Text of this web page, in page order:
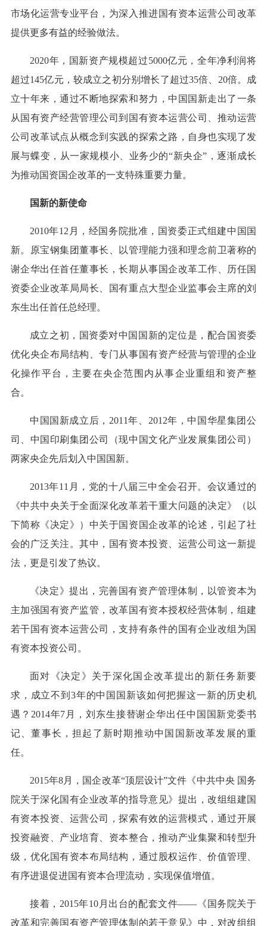
市场化运营专业平台，为深入推进国有资本运营公司改革
提供更多有益的经验做法。
2020年，国新资产规模超过5000亿元，全年净利润将
超过145亿元，较成立之初分别增长了超过35倍、20倍。成
立十年来，通过不断地探索和努力，中国国新走出了一条
从国有资产经营管理公司到国有资本运营公司、推动运营
公司改革试点从概念到实践的探索之路，自身也实现了发
展与蝶变，从一家规模小、业务少的“新央企”，逐渐成长
为推动国资国企改革的一支特殊重要力量。
国新的新使命
2010年12月，经国务院批准，国资委正式组建中国国
新。原宝钢集团董事长、以管理能力强和理念前卫著称的
谢企华出任首任董事长，长期从事国企改革工作、历任国
资委企业改革局局长、国有重点大型企业监事会主席的刘
东生出任首任总经理。
成立之初，国资委对中国国新的定位是，配合国资委
优化央企布局结构、专门从事国有资产经营与管理的企业
化操作平台，主要在央企范围内从事企业重组和资产整
合。
中国国新成立后，2011年、2012年，中国华星集团公
司、中国印刷集团公司（现中国文化产业发展集团公司）
两家央企先后划入中国国新。
2013年11月，党的十八届三中全会召开。会议通过的
《中共中央关于全面深化改革若干重大问题的决定》（以
下简称《决定》）中关于国资国企改革的论述，引起了社
会的广泛关注。其中，国有资本投资、运营公司这一新提
法，更是引发了热议。
《决定》提出，完善国有资产管理体制，以管资本为
主加强国有资产监管，改革国有资本授权经营体制，组建
若干国有资本运营公司，支持有条件的国有企业改组为国
有资本投资公司。
面对《决定》关于深化国企改革提出的新任务新要
求，成立不到3年的中国国新该如何把握这一新的历史机
遇？2014年7月，刘东生接替谢企华出任中国国新党委书
记、董事长，担起了新时期推动中国国新改革发展的重
任。
2015年8月，国企改革“顶层设计”文件《中共中央 国务
院关于深化国有企业改革的指导意见》提出，改组组建国
有资本投资、运营公司，探索有效的运营模式，通过开展
投资融资、产业培育、资本整合，推动产业集聚和转型升
级，优化国有资本布局结构，通过股权运作、价值管理、
有序进退促进国有资本合理流动，实现保值增值。
接着，2015年10月出台的配套文件——《国务院关于
改革和完善国有资产管理体制的若干意见》中，对改组组